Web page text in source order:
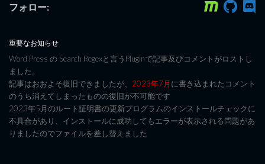
フォロー:
重要なお知らせ
Word Press の Search Regexと言うPluginで記事及びコメントがロストし
ました。
記事はおおよそ復旧できましたが、 2023年7月に書き込まれたコメント
のうち消えてしまったものの復旧が不可能です
2023年5月のルート証明書の更新プログラムのインストールチェックに
不具合があり、インストールに成功してもエラーが表示される問題があ
りましたのでファイルを差し替えました